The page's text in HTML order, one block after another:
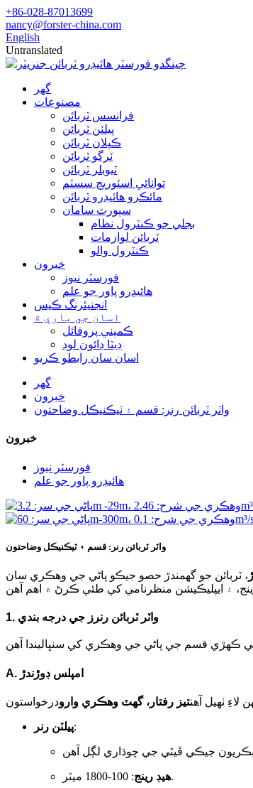
+86-028-87013699
nancy@forster-china.com
English
Untranslated
گھر
مصنوعات
فرانسس ٽربائن
پيلٽن ٽربائن
ڪپلان ٽربائن
ٽرگو ٽربائن
ٽيوبلر ٽربائن
توانائي اسٽوريج سسٽم
مائڪرو هائيڊرو ٽربائن
سپورٽ سامان
بجلي جو ڪنٽرول نظام
ٽربائن لوازمات
ڪنٽرول والو
خبرون
فورسٽر نيوز
هائيڊرو پاور جو علم
انجنيئرنگ ڪيس
اسان جي باري ۾
ڪمپني پروفائل
ڊيٽا ڊائون لوڊ
اسان سان رابطو ڪريو
گھر
خبرون
واٽر ٽربائن رنر: قسم ۽ ٽيڪنيڪل وضاحتون
خبرون
فورسٽر نيوز
هائيڊرو پاور جو علم
واٽر ٽربائن رنر: قسم ۽ ٽيڪنيڪل وضاحتون
، ٽربائن جو گھمندڙ حصو جيڪو پاڻي جي وهڪري سان
1. واٽر ٽربائن رنرز جي درجه بندي
A. امپلس ڊوڙندڙ
ٺهيل آهنتيز رفتار، گهٽ وهڪري وارو
پيلٽن رنر:
هيڊ رينج: 100-1800 ميٽر.